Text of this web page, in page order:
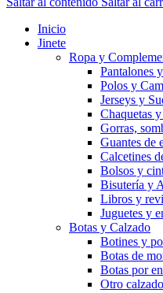
Inicio
Jinete
Ropa y
Pantalones
Polos y
Jerseys y
Chaquetas
Gorras,
Guantes de
Calcetines
Bolsos y
Bisutería y
Libros y
Juguetes y
Botas y Calzado
Botines y
Botas de
Botas por
Otro